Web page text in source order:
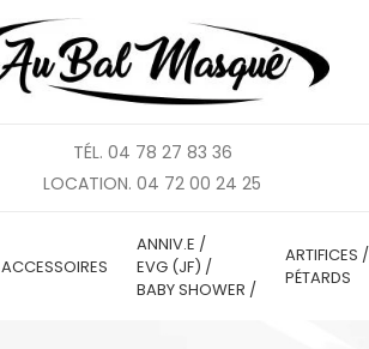
TÉL. 04 78 27 83 36
LOCATION. 04 72 00 24 25
ACCESSOIRES
ANNIV.E /
EVG (JF) /
BABY SHOWER /
ARTIFICES /
PÉTARDS